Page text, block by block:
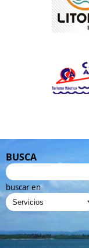
BUSCA
buscar en